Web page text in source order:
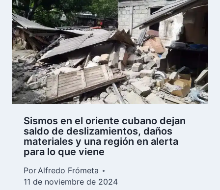
Sismos en el oriente cubano dejan
saldo de deslizamientos, daños
materiales y una región en alerta
para lo que viene
PorAlfredo Frómeta
11 de noviembre de 2024